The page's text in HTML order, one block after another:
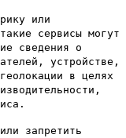
или
сервисы могут
сведения о
устройстве,
в целях
запретить